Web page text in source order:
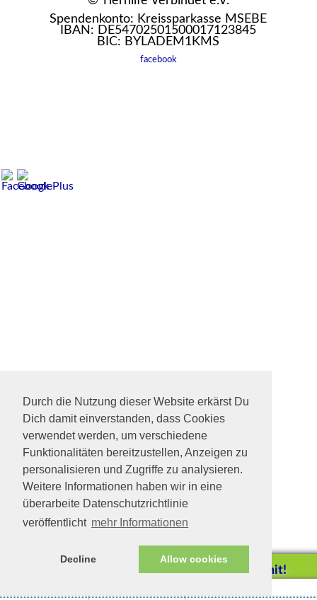
Durch die Nutzung dieser Website erkärst Du
Dich damit einverstanden, dass Cookies
verwendet werden, um verschiedene
Funktionalitäten bereitzustellen, Anzeigen zu
personalisieren und Zugriffe zu analysieren.
Weitere Informationen haben wir in eine
überarbeite Datenschutzrichtlinie
veröffentlicht mehr Informationen
Decline Allow cookies
Spendenkonto: Kreissparkasse MSEBE
IBAN: DE54702501500017123845
BIC: BYLADEM1KMS
facebook
Helfen Sie mit!